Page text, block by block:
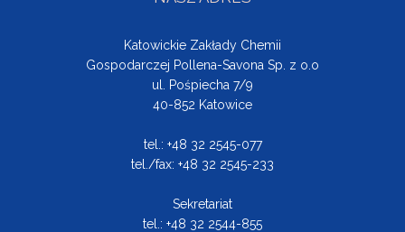
Katowickie Zakłady Chemii
Gospodarczej Pollena-Savona Sp. z o.o
ul. Pośpiecha 7/9
40-852 Katowice
tel.: +48 32 2545-077
tel./fax: +48 32 2545-233
Sekretariat
tel.: +48 32 2544-855